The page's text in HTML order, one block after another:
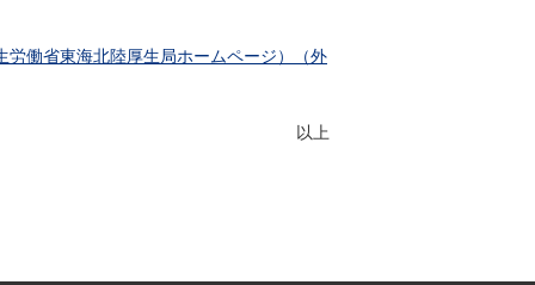
働省東海北陸厚生局ホームページ）（外
以上